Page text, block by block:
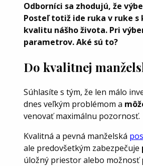
Odborníci sa zhodujú, že
Posteľ totiž ide ruka v ruke
kvalitu nášho života. Pri
parametrov. Aké sú to?
Do kvalitnej
Súhlasíte s tým, že len málo
dnes veľkým problémom a
venovať maximálnu pozornosť.
Kvalitná a pevná manželská
ale predovšetkým zabezpečuje
úložný priestor alebo možnosť